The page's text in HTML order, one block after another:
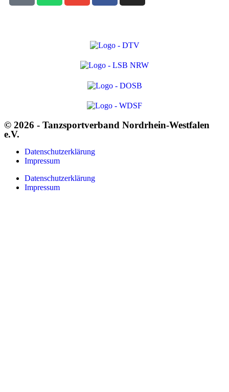
© 2026 - Tanzsportverband Nordrhein-Westfalen
e.V.
Datenschutzerklärung
Impressum
Datenschutzerklärung
Impressum